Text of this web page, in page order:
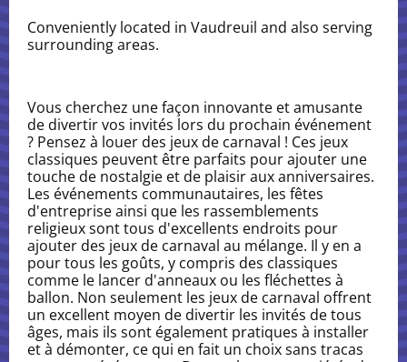
Conveniently located in Vaudreuil and also serving
surrounding areas.
Vous cherchez une façon innovante et amusante
de divertir vos invités lors du prochain événement
? Pensez à louer des jeux de carnaval ! Ces jeux
classiques peuvent être parfaits pour ajouter une
touche de nostalgie et de plaisir aux anniversaires.
Les événements communautaires, les fêtes
d'entreprise ainsi que les rassemblements
religieux sont tous d'excellents endroits pour
ajouter des jeux de carnaval au mélange. Il y en a
pour tous les goûts, y compris des classiques
comme le lancer d'anneaux ou les fléchettes à
ballon. Non seulement les jeux de carnaval offrent
un excellent moyen de divertir les invités de tous
âges, mais ils sont également pratiques à installer
et à démonter, ce qui en fait un choix sans tracas